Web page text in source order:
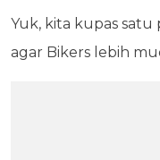
Yuk, kita kupas satu
agar Bikers lebih